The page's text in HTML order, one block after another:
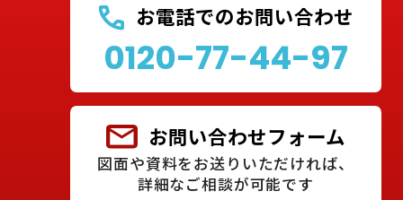
お電話でのお問い合わせ
0120-77-44-97
お問い合わせフォーム
図面や資料をお送りいただければ、
詳細なご相談が可能です